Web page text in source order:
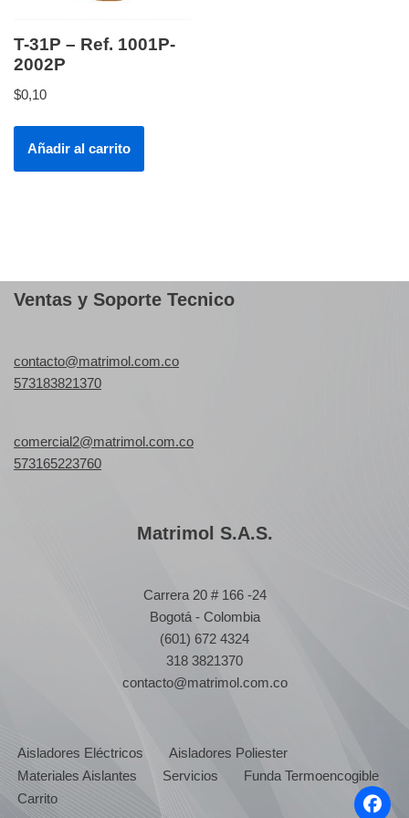
T-31P – Ref. 1001P-
2002P
$0,10
Añadir al carrito
Ventas y Soporte Tecnico
contacto@matrimol.com.co
573183821370
comercial2@matrimol.com.co
573165223760
Matrimol S.A.S.
Carrera 20 # 166 -24
Bogotá - Colombia
(601) 672 4324
318 3821370
contacto@matrimol.com.co
Aisladores Eléctricos
Aisladores Poliester
Materiales Aislantes
Servicios
Funda Termoencogible
Carrito